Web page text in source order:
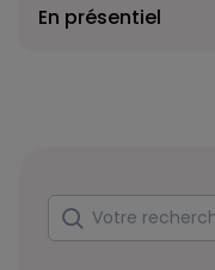
En présentiel
Rechercher
Votre recherche